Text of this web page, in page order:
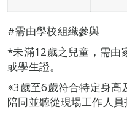
#需由學校組織參與
*未滿12歲之兒童，需由
或學生證。
※3歲至6歲符合特定身高
陪同並聽從現場工作人員